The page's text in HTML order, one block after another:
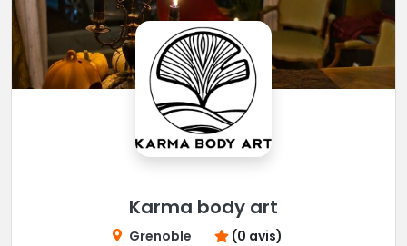
Karma body art
Grenoble (0 avis)